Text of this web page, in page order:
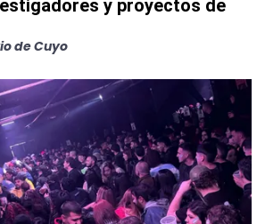
y proyectos de
de Cuyo